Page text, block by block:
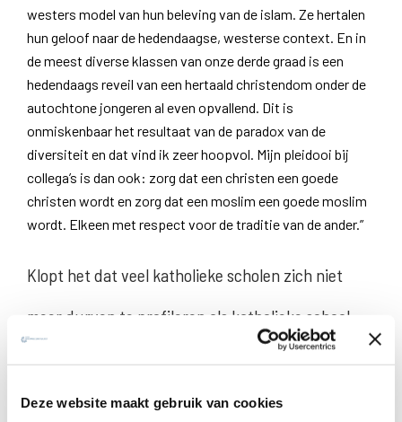
Deze website maakt gebruik van cookies
westers model van hun beleving van de islam. Ze hertalen
hun geloof naar de hedendaagse, westerse context. En in
de meest diverse klassen van onze derde graad is een
hedendaags reveil van een hertaald christendom onder de
autochtone jongeren al even opvallend. Dit is
onmiskenbaar het resultaat van de paradox van de
diversiteit en dat vind ik zeer hoopvol. Mijn pleidooi bij
collega’s is dan ook: zorg dat een christen een goede
christen wordt en zorg dat een moslim een goede moslim
wordt. Elkeen met respect voor de traditie van de ander.”
Klopt het dat veel katholieke scholen zich niet
meer durven te profileren als katholieke school
hoe het moet – evenzeer mee als het eerste. Je moet als